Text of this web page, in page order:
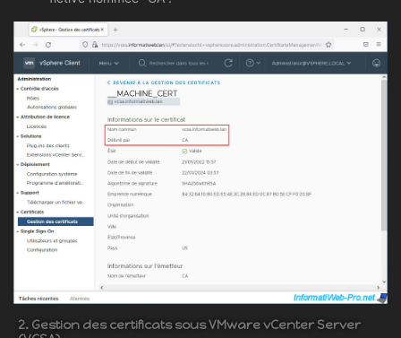
2. Gestion des certificats sous VMware vCenter Server